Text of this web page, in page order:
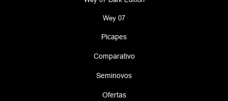
Wey 07
Picapes
Comparativo
Seminovos
Ofertas